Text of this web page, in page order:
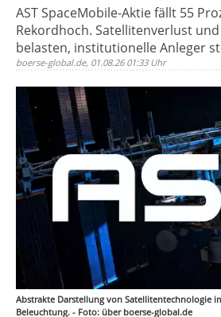
AST SpaceMobile-Aktie fällt 55
Rekordhoch. Satellitenverlust
belasten, institutionelle Anleger
boerse-global.de, 01.08.26 01:33 Uhr
Abstrakte Darstellung von Satellitentechnologie
Beleuchtung. - Foto: über boerse-global.de